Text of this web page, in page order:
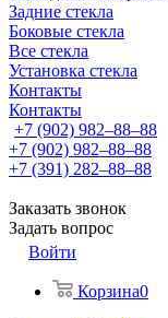
Задние стекла
Боковые стекла
Все стекла
Установка стекла
Контакты
Контакты
+7 (902) 982‒88‒88
+7 (902) 982‒88‒88
+7 (391) 282‒88‒88
Заказать звонок
Задать вопрос
Войти
Корзина0